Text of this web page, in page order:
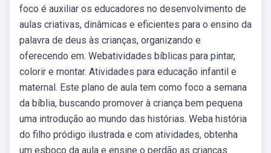
foco é auxiliar os educadores no desenvolvimento de
aulas criativas, dinâmicas e eficientes para o ensino da
palavra de deus às crianças, organizando e
oferecendo em. Webatividades bíblicas para pintar,
colorir e montar. Atividades para educação infantil e
maternal. Este plano de aula tem como foco a semana
da bíblia, buscando promover à criança bem pequena
uma introdução ao mundo das histórias. Weba história
do filho pródigo ilustrada e com atividades, obtenha
um esboço da aula e ensine o perdão as crianças